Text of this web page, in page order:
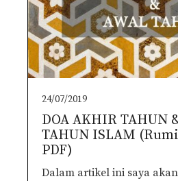
24/07/2019
DOA AKHIR TAHUN
TAHUN ISLAM
PDF)
Dalam artikel ini saya